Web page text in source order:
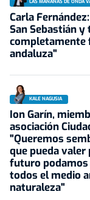
LAS MAÑANAS DE ONDA
Carla
San Sebastián
completamente
andaluza"
KALE NAGUSIA
Ion Garín,
asociación
"Queremos
que pueda valer
futuro
todos el medio
naturaleza"